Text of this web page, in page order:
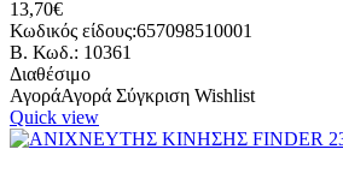
13,70€
Κωδικός είδους:657098510001
B. Κωδ.: 10361
Διαθέσιμο
ΑγοράΑγορά Σύγκριση Wishlist
Quick view